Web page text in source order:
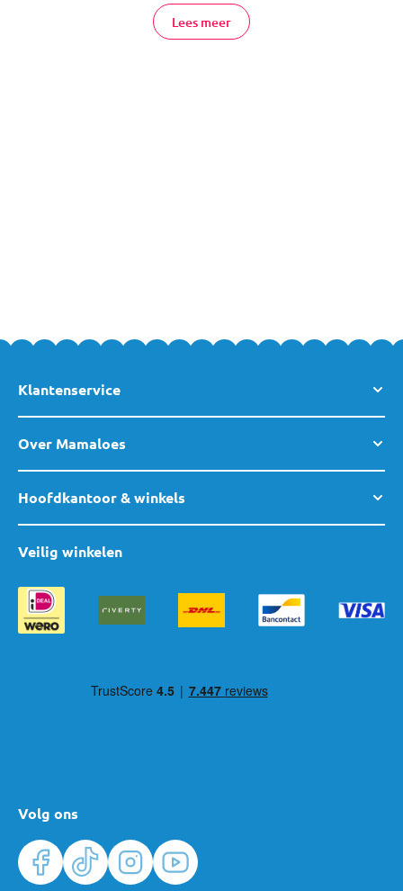
Natuurlijk vind je bij ons ook prachtig leuke
standaard bedmateriaal
Lees meer
Klantenservice
Over Mamaloes
Hoofdkantoor & winkels
Volg ons
Veilig winkelen